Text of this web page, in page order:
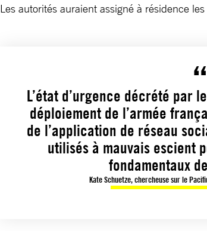
Les autorités auraient assigné à résidence
L’état d’urgence décrété par
déploiement de l’armée
de l’application de réseau
utilisés à mauvais escient
fondamentaux
Kate Schuetze, chercheuse sur le